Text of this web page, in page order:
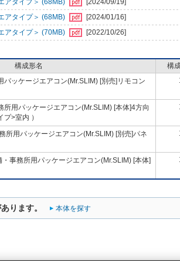
アタイプ＞ (68MB)
[2024/09/19]
アタイプ＞ (68MB)
[2024/01/16]
アタイプ＞ (70MB)
[2022/10/26]
構成形名
構
パッケージエアコン(Mr.SLIM) [別売]リモコン
所用パッケージエアコン(Mr.SLIM) [本体]4方向
>室内 ）
所用パッケージエアコン(Mr.SLIM) [別売]パネ
・事務所用パッケージエアコン(Mr.SLIM) [本体]
ります。 本体を探す